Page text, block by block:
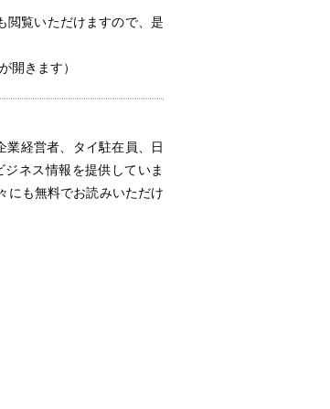
閲覧いただけますので、是
開きます）
業経営者、タイ駐在員、日
ネス情報を提供していま
にも無料でお読みいただけ